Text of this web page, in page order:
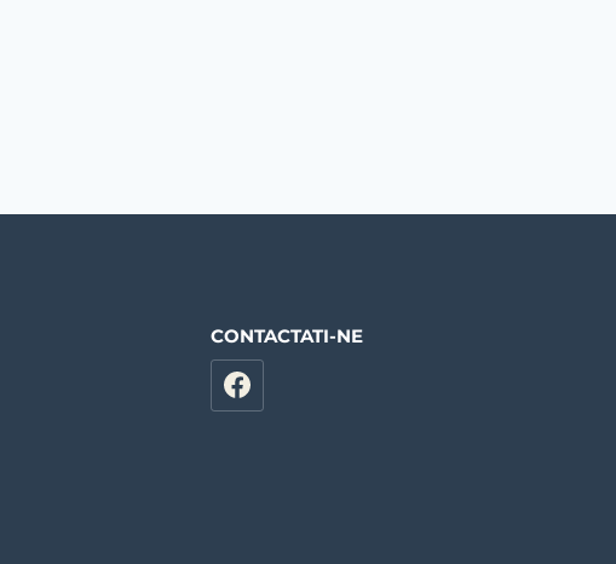
CONTACTATI-NE